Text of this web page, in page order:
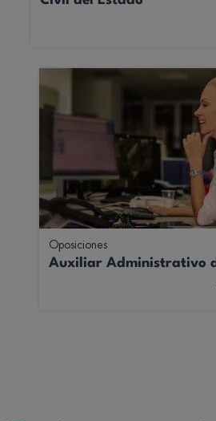
Oposiciones
Auxiliar Administrativo